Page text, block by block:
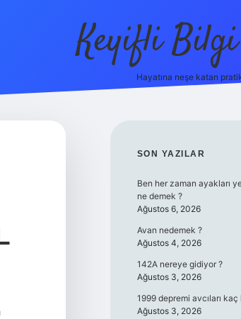
Keyifli
Hayatına neşe katan
SON YAZILAR
Ben her zaman ayakları
ne demek ?
Ağustos 6, 2026
Avan nedemek ?
Ağustos 4, 2026
142A nereye gidiyor ?
Ağustos 3, 2026
1999 depremi avcıları
Ağustos 3, 2026